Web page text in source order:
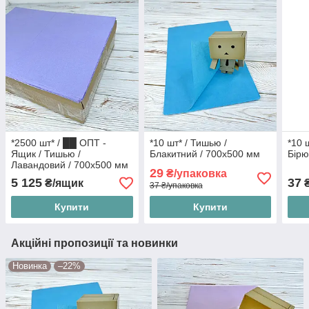
*2500 шт* / ██ ОПТ -
Ящик / Тишью /
Лавандовий / 700х500 мм
5 125 ₴/ящик
Купити
*10 шт* / Тишью /
Блакитний / 700х500 мм
29₴/упаковка
37 ₴/упаковка
Купити
*10
37
Акційні пропозиції та новинки
Новинка –22%